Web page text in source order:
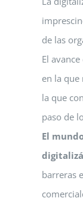
de las
El
en la
la que
paso de
El
barreras